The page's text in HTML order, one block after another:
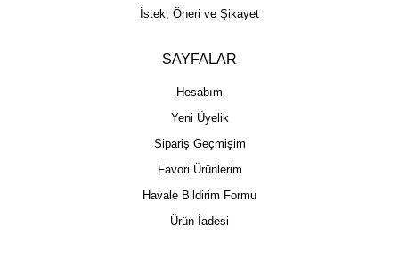
İstek, Öneri ve Şikayet
SAYFALAR
Hesabım
Yeni Üyelik
Sipariş Geçmişim
Favori Ürünlerim
Havale Bildirim Formu
Ürün İadesi